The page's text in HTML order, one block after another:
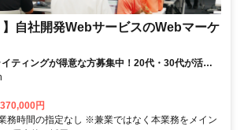
】自社開発WebサービスのWebマーケ
ティングが得意な方募集中！20代・30代が活躍
円
務時間の指定なし ※兼業ではなく本業務をメイン